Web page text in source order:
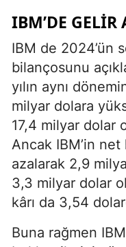
IBM’DE GELIR
IBM de 2024’ün
bilançosunu
yılın aynı
milyar dolara
17,4 milyar dolar
Ancak IBM’in net
azalarak 2,9
3,3 milyar dolar
kârı da 3,54
Buna rağmen